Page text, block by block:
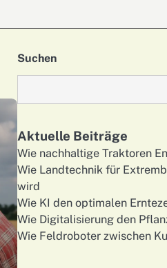
Suchen
Aktuelle Beiträge
Wie nachhaltige Traktoren
Wie Landtechnik für
wird
Wie KI den optimalen
Wie Digitalisierung den
Wie Feldroboter zwischen